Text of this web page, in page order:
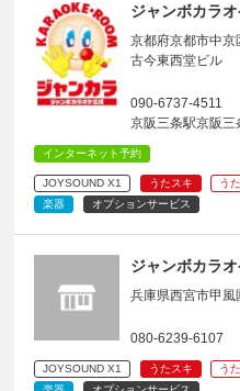
ジャンボカラ
京都府京都市中京
古今東西堂ビル
090-6737-4511
京阪三条駅京阪
インターネット予約
JOYSOUND X1 うたスキ
う
楽器
オプションサービス
ジャンボカラ
兵庫県西宮市甲
080-6239-6107
JOYSOUND X1 うたスキ
う